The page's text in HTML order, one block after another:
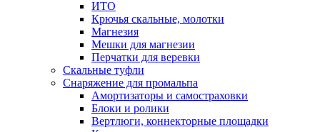
ИТО
Крючья скальные, молотки
Магнезия
Мешки для магнезии
Перчатки для веревки
Скальные туфли
Снаряжение для промальпа
Амортизаторы и самостраховки
Блоки и ролики
Вертлюги, коннекторные площадки